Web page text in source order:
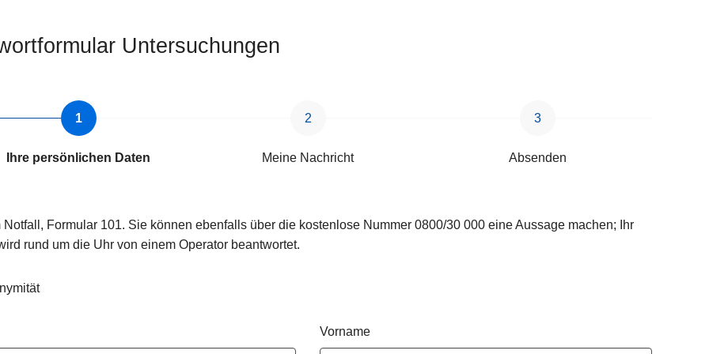
Untersuchungen
Ihre persönlichen Daten Meine Nachricht Absenden
Notfall, Formular 101. Sie können ebenfalls über die kostenlose Nummer 0800/30 000 eine Aussage machen; Ihr
rund um die Uhr von einem Operator beantwortet.
Vorname